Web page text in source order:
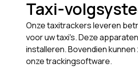
Taxi-
Onze taxitrackers leveren
voor uw taxi's. Deze
installeren. Bovendien
onze trackingsoftware.